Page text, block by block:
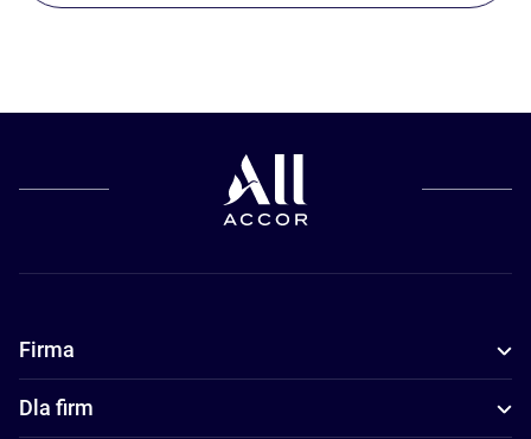
Firma
Dla firm